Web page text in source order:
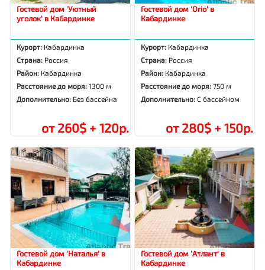
Гостевой дом 'Уютный
уголок' в Кабардинке
Курорт: Кабардинка
Страна: Россия
Район: Кабардинка
Расстояние до моря:1300 м
Дополнительно: Без бассейна
от 260$ + 120р.
Гостевой дом 'Orio' в
Кабардинке
Курорт: Кабардинка
Страна: Россия
Район: Кабардинка
Расстояние до моря:750 м
Дополнительно:С бассейном
от 280$ + 150р.
Гостевой дом 'Наталья' в
Кабардинке
Гостевой дом 'Атлант' в
Кабардинке